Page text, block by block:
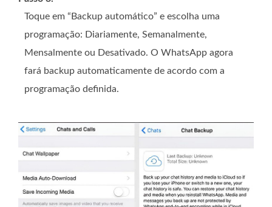
Toque em “Backup automático” e escolha uma
programação: Diariamente, Semanalmente,
Mensalmente ou Desativado. O WhatsApp agora
fará backup automaticamente de acordo com a
programação definida.